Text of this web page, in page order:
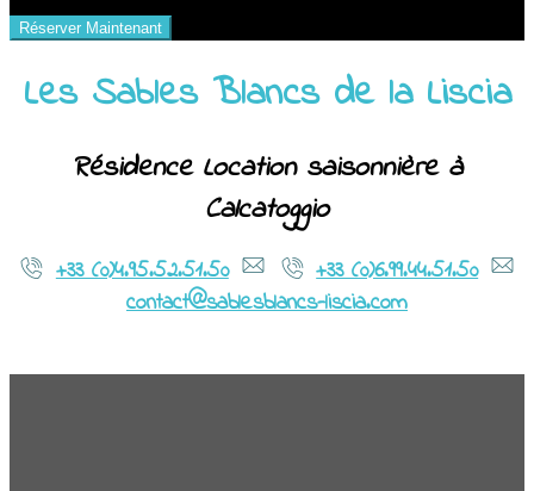
Les Sables Blancs de la Liscia
Résidence Location saisonnière à
Calcatoggio
+33 (0)4.95.52.51.50
+33 (0)6.99.44.51.50
contact@sablesblancs-liscia.com